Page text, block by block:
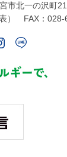
市北一の沢町
表） FAX：028-